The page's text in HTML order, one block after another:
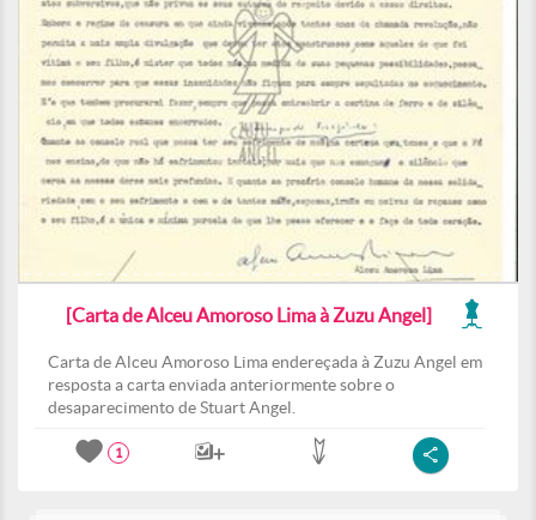
[Carta de Alceu Amoroso Lima à Zuzu Angel]
Carta de Alceu Amoroso Lima endereçada à Zuzu Angel em
resposta a carta enviada anteriormente sobre o
desaparecimento de Stuart Angel.
1